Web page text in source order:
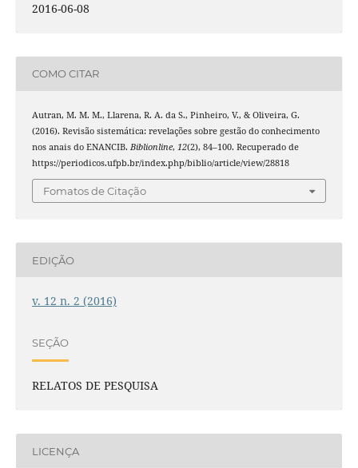
2016-06-08
COMO CITAR
Autran, M. M. M., Llarena, R. A. da S., Pinheiro, V., & Oliveira, G.
(2016). Revisão sistemática: revelações sobre gestão do conhecimento
nos anais do ENANCIB. Biblionline, 12(2), 84–100. Recuperado de
https://periodicos.ufpb.br/index.php/biblio/article/view/28818
Fomatos de Citação
EDIÇÃO
v. 12 n. 2 (2016)
SEÇÃO
RELATOS DE PESQUISA
LICENÇA